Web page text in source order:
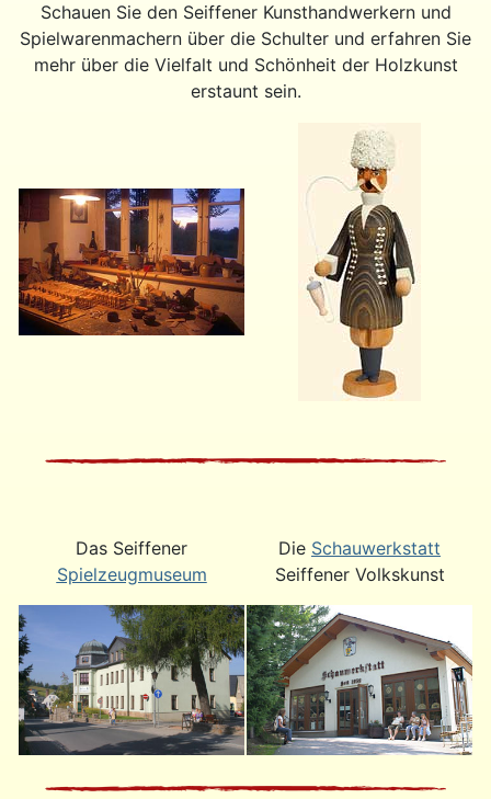
Schauen Sie den Seiffener Kunsthandwerkern und
Spielwarenmachern über die Schulter und erfahren Sie
mehr über die Vielfalt und Schönheit der Holzkunst
erstaunt sein.
Das Seiffener
Spielzeugmuseum
Die Schauwerkstatt
Seiffener Volkskunst